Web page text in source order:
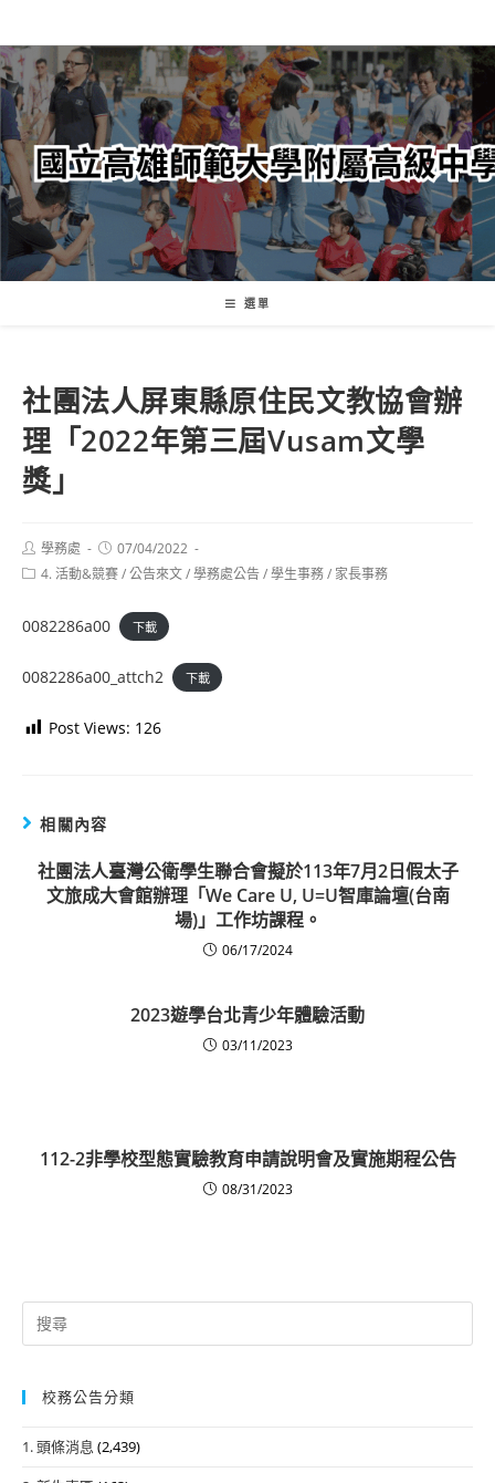
轉
至
主
內
容
選單
社團法人屏東縣原住民文教協會辦
理「2022年第三屆Vusam文學
獎」
Post
author:
學務處
Post
published:
07/04/2022
Post4. 活動&競賽/公告來文/學務處公告/學生事務/ 家長事務
0082286a00 下載
0082286a00_attch2 下載
Post Views: 126
相關內容
社團法人臺灣公衛學生聯合會擬於113年7月2日假太子
文旅成大會館辦理「We Care U, U=U智庫論壇(台南
場)」工作坊課程。
06/17/2024
2023遊學台北青少年體驗活動
03/11/2023
112-2非學校型態實驗教育申請說明會及實施期程公告
08/31/2023
Search
for:
校務公告分類
1. 頭條消息 (2,439)